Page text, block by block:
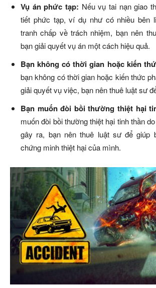
Vụ án phức tạp: Nếu vụ tai nạn giao
tiết phức tạp, ví dụ như có nhiều bên
tranh chấp về trách nhiệm, bạn nên
bạn giải quyết vụ án một cách hiệu quả.
Bạn không có thời gian hoặc kiến
bạn không có thời gian hoặc kiến thức
giải quyết vụ việc, bạn nên thuê luật sư
Bạn muốn đòi bồi thường thiệt hại
muốn đòi bồi thường thiệt hại tinh thần
gây ra, bạn nên thuê luật sư để giúp
chứng minh thiệt hại của mình.